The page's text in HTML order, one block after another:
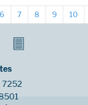
6 7 8 9 10
7252